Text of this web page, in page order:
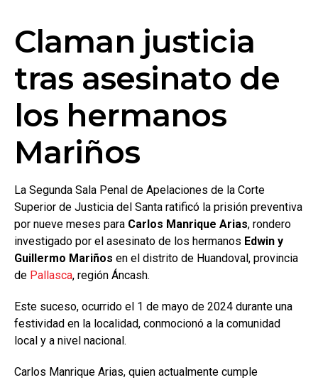
Claman justicia
tras asesinato de
los hermanos
Mariños
La Segunda Sala Penal de Apelaciones de la Corte
Superior de Justicia del Santa ratificó la prisión preventiva
por nueve meses para Carlos Manrique Arias, rondero
investigado por el asesinato de los hermanos Edwin y
Guillermo Mariños en el distrito de Huandoval, provincia
de Pallasca, región Áncash.
Este suceso, ocurrido el 1 de mayo de 2024 durante una
festividad en la localidad, conmocionó a la comunidad
local y a nivel nacional.
Carlos Manrique Arias, quien actualmente cumple